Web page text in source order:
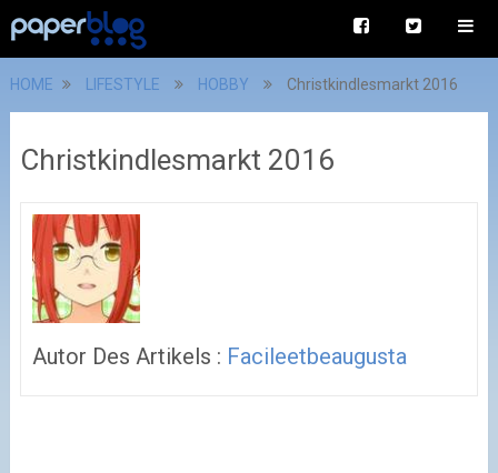
HOME LIFESTYLE HOBBY Christkindlesmarkt 2016
Christkindlesmarkt 2016
Autor Des Artikels : Facileetbeaugusta